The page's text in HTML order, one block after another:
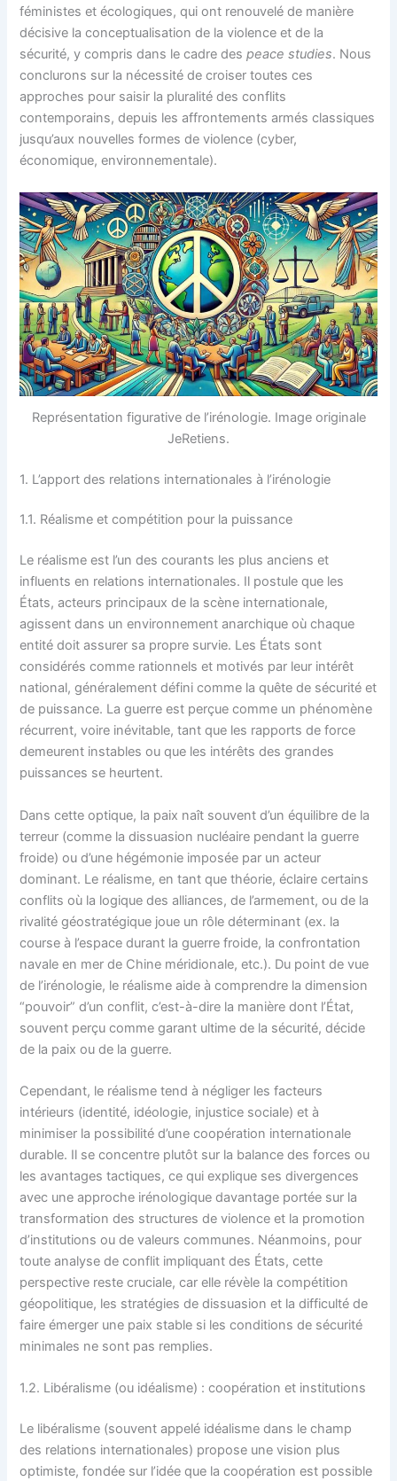
féministes et écologiques, qui ont renouvelé de manière
décisive la conceptualisation de la violence et de la
sécurité, y compris dans le cadre despeace studies. Nous
conclurons sur la nécessité de croiser toutes ces
approches pour saisir la pluralité des conflits
contemporains, depuis les affrontements armés classiques
jusqu’aux nouvelles formes de violence (cyber,
économique, environnementale).
Représentation figurative de l’irénologie. Image originale
JeRetiens.
1. L’apport des relations internationales à l’irénologie
1.1. Réalisme et compétition pour la puissance
Le réalisme est l’un des courants les plus anciens et
influents en relations internationales. Il postule que les
États, acteurs principaux de la scène internationale,
agissent dans un environnement anarchique où chaque
entité doit assurer sa propre survie. Les États sont
considérés comme rationnels et motivés par leur intérêt
national, généralement défini comme la quête de sécurité et
de puissance. La guerre est perçue comme un phénomène
récurrent, voire inévitable, tant que les rapports de force
demeurent instables ou que les intérêts des grandes
puissances se heurtent.
Dans cette optique, la paix naît souvent d’un équilibre de la
terreur (comme la dissuasion nucléaire pendant la guerre
froide) ou d’une hégémonie imposée par un acteur
dominant. Le réalisme, en tant que théorie, éclaire certains
conflits où la logique des alliances, de l’armement, ou de la
rivalité géostratégique joue un rôle déterminant (ex. la
course à l’espace durant la guerre froide, la confrontation
navale en mer de Chine méridionale, etc.). Du point de vue
de l’irénologie, le réalisme aide à comprendre la dimension
“pouvoir” d’un conflit, c’est-à-dire la manière dont l’État,
souvent perçu comme garant ultime de la sécurité, décide
de la paix ou de la guerre.
Cependant, le réalisme tend à négliger les facteurs
intérieurs (identité, idéologie, injustice sociale) et à
minimiser la possibilité d’une coopération internationale
durable. Il se concentre plutôt sur la balance des forces ou
les avantages tactiques, ce qui explique ses divergences
avec une approche irénologique davantage portée sur la
transformation des structures de violence et la promotion
d’institutions ou de valeurs communes. Néanmoins, pour
toute analyse de conflit impliquant des États, cette
perspective reste cruciale, car elle révèle la compétition
géopolitique, les stratégies de dissuasion et la difficulté de
faire émerger une paix stable si les conditions de sécurité
minimales ne sont pas remplies.
1.2. Libéralisme (ou idéalisme) : coopération et institutions
Le libéralisme (souvent appelé idéalisme dans le champ
des relations internationales) propose une vision plus
optimiste, fondée sur l’idée que la coopération est possible